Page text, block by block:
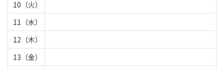
10（火）
11（水）
12（木）
13（金）